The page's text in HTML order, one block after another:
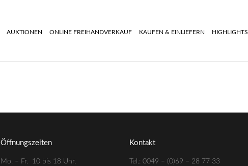
AUKTIONEN ONLINE FREIHANDVERKAUF KAUFEN & EINLIEFERN HIGHLIGHTS
Öffnungszeiten
Mo. – Fr. 10 bis 18 Uhr,
Kontakt
Tel.: 0049 – (0)69 – 28 77 33